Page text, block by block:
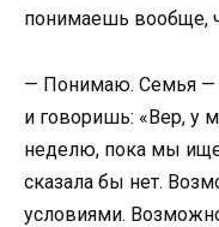
понимаешь вообще,
— Понимаю. Семья —
и говоришь: «Вер, у
неделю, пока мы
сказала бы нет.
условиями.